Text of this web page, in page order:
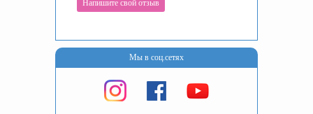
Напишите свой отзыв
Мы в соц.сетях